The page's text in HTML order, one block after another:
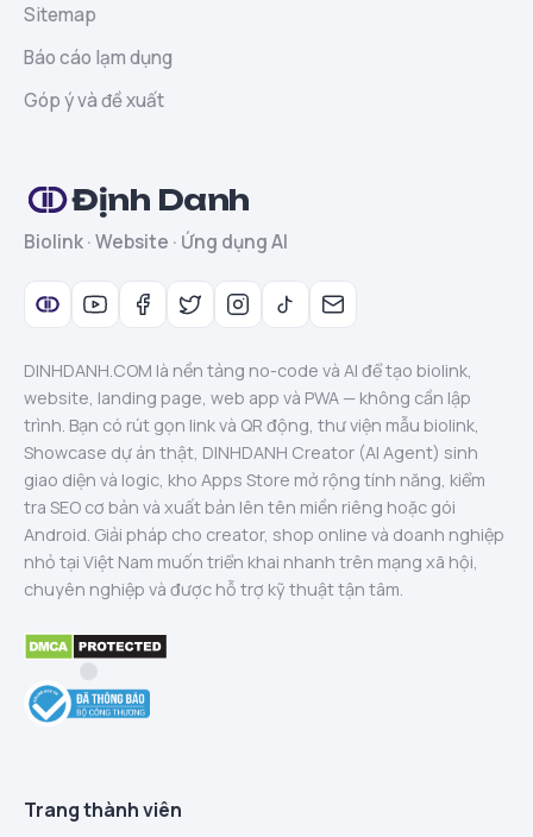
Sitemap
Báo cáo lạm dụng
Góp ý và đề xuất
Định Danh
Biolink · Website · Ứng dụng AI
DINHDANH.COM là nền tảng no-code và AI để tạo biolink,
website, landing page, web app và PWA — không cần lập
trình. Bạn có rút gọn link và QR động, thư viện mẫu biolink,
Showcase dự án thật, DINHDANH Creator (AI Agent) sinh
giao diện và logic, kho Apps Store mở rộng tính năng, kiểm
tra SEO cơ bản và xuất bản lên tên miền riêng hoặc gói
Android. Giải pháp cho creator, shop online và doanh nghiệp
nhỏ tại Việt Nam muốn triển khai nhanh trên mạng xã hội,
chuyên nghiệp và được hỗ trợ kỹ thuật tận tâm.
Trang thành viên